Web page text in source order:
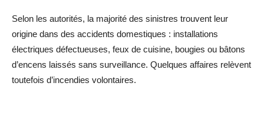
Selon les autorités, la majorité des sinistres trouvent leur
origine dans des accidents domestiques : installations
électriques défectueuses, feux de cuisine, bougies ou bâtons
d’encens laissés sans surveillance. Quelques affaires relèvent
toutefois d’incendies volontaires.